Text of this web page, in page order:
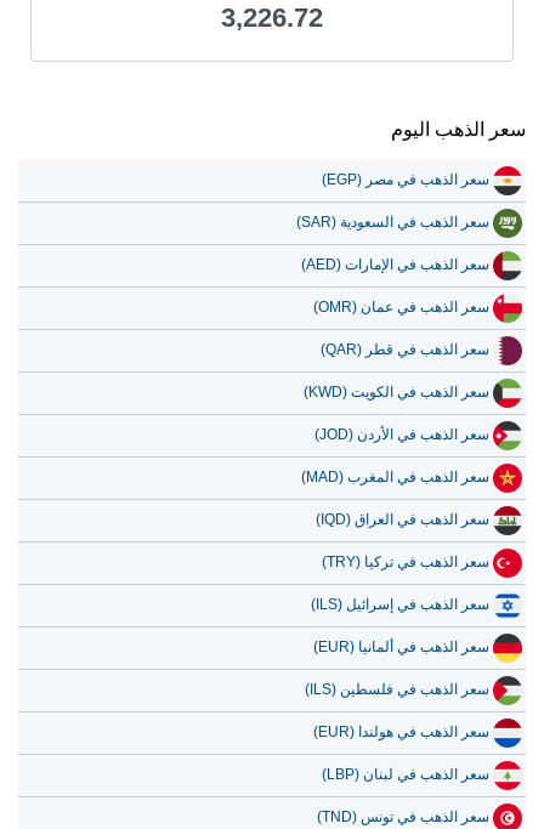
3,226.72
سعر الذهب اليوم
سعر الذهب في مصر (EGP)
سعر الذهب في السعودية (SAR)
سعر الذهب في الإمارات (AED)
سعر الذهب في عمان (OMR)
سعر الذهب في قطر (QAR)
سعر الذهب في الكويت (KWD)
سعر الذهب في الأردن (JOD)
سعر الذهب في المغرب (MAD)
سعر الذهب في العراق (IQD)
سعر الذهب في تركيا (TRY)
سعر الذهب في إسرائيل (ILS)
سعر الذهب في ألمانيا (EUR)
سعر الذهب في فلسطين (ILS)
سعر الذهب في هولندا (EUR)
سعر الذهب في لبنان (LBP)
سعر الذهب في تونس (TND)